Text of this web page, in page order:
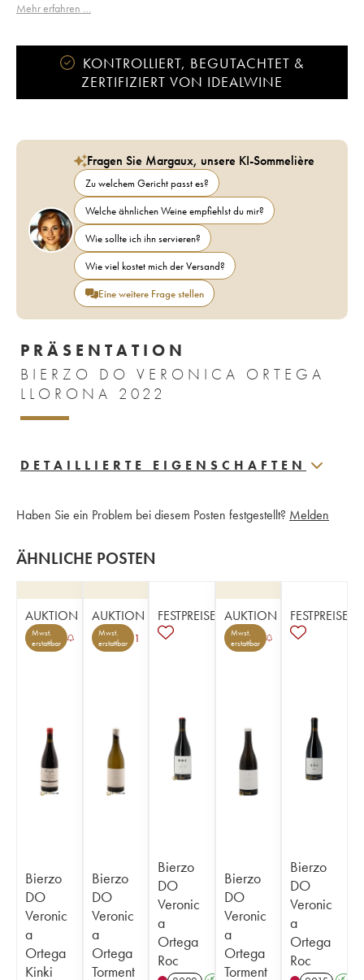
Mehr erfahren …
KONTROLLIERT, BEGUTACHTET &
ZERTIFIZIERT VON IDEALWINE
Fragen Sie Margaux, unsere KI-Sommelière
Zu welchem Gericht passt es?
Welche ähnlichen Weine empfiehlst du mir?
Wie sollte ich ihn servieren?
Wie viel kostet mich der Versand?
Eine weitere Frage stellen
PRÄSENTATION
BIERZO DO VERONICA ORTEGA
LLORONA 2022
DETAILLIERTE EIGENSCHAFTEN
Haben Sie ein Problem bei diesem Posten festgestellt? Melden
ÄHNLICHE POSTEN
AUKTION
Mwst.
erstattbar
Bierzo
DO
Veronic
a
Ortega
Kinki
AUKTION
Mwst.
erstattbar
1
Bierzo
DO
Veronic
a
Ortega
Torment
FESTPREISE
Bierzo
DO
Veronic
a
Ortega
Roc
AUKTION
Mwst.
erstattbar
Bierzo
DO
Veronic
a
Ortega
Torment
FESTPREISE
Bierzo
DO
Veronic
a
Ortega
Roc